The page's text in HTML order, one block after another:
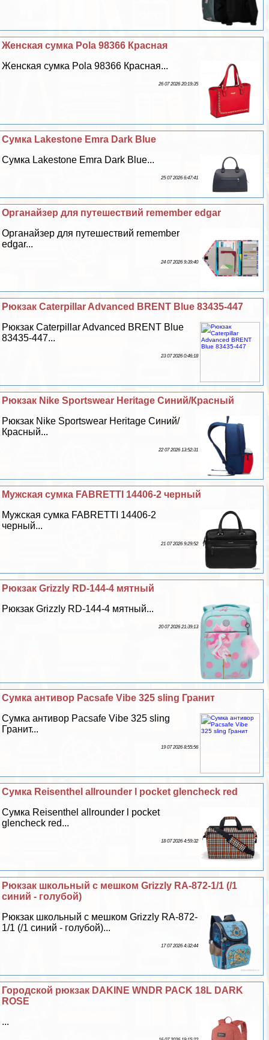
Женская сумка Pola 98366 Красная
Женская сумка Pola 98366 Красная...
26 07 2026 20:19:35
Сумка Lakestone Emra Dark Blue
Сумка Lakestone Emra Dark Blue...
25 07 2026 6:47:41
Органайзер для путешествий remember edgar
Органайзер для путешествий remember
edgar...
24 07 2026 9:39:40
Рюкзак Caterpillar Advanced BRENT Blue 83435-447
Рюкзак Caterpillar Advanced BRENT Blue
83435-447...
23 07 2026 0:46:18
Рюкзак Nike Sportswear Heritage Синий/Красный
Рюкзак Nike Sportswear Heritage Синий/
Красный...
22 07 2026 13:52:31
Мужская сумка FABRETTI 14406-2 черный
Мужская сумка FABRETTI 14406-2
черный...
21 07 2026 9:29:52
Рюкзак Grizzly RD-144-4 мятный
Рюкзак Grizzly RD-144-4 мятный...
20 07 2026 21:39:13
Сумка антивор Pacsafe Vibe 325 sling Гранит
Сумка антивор Pacsafe Vibe 325 sling
Гранит...
19 07 2026 8:55:56
Сумка Reisenthel allrounder l pocket glencheck red
Сумка Reisenthel allrounder l pocket
glencheck red...
18 07 2026 4:59:32
Рюкзак школьный с мешком Grizzly RA-872-1/1 (/1
синий - гoлyбой)
Рюкзак школьный с мешком Grizzly RA-872-
1/1 (/1 синий - гoлyбой)...
17 07 2026 4:32:44
Городской рюкзак DAKINE WNDR PACK 18L DARK
ROSE
...